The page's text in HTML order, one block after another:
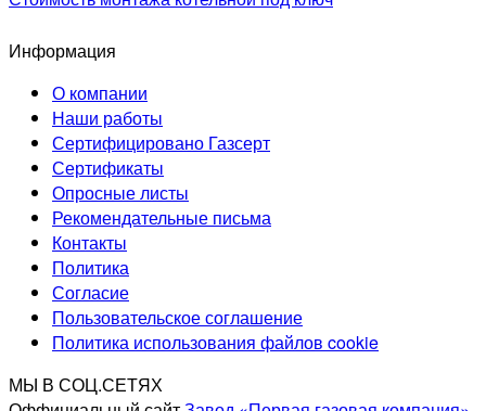
Информация
О компании
Наши работы
Сертифицировано Газсерт
Сертификаты
Опросные листы
Рекомендательные письма
Контакты
Политика
Согласие
Пользовательское соглашение
Политика использования файлов cookie
МЫ В СОЦ.СЕТЯХ